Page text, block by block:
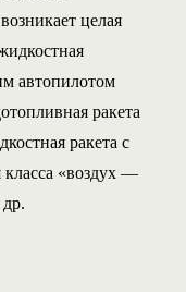
целая
автопилотом
ракета
ракета с
класса «воздух —